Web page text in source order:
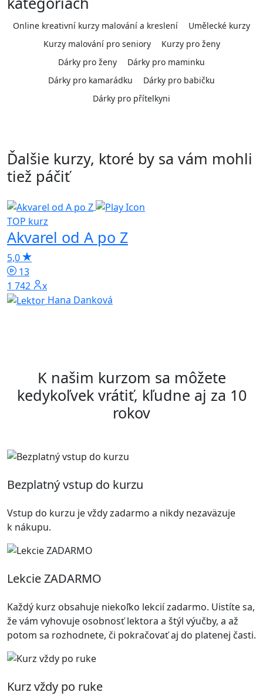
Online kreativní kurzy malování a kreslení
Umělecké kurzy
Kurzy malování pro seniory
Kurzy pro ženy
Dárky pro ženy
Dárky pro maminku
Dárky pro kamarádku
Dárky pro babičku
Dárky pro přítelkyni
Ďalšie kurzy, ktoré by sa vám mohli
tiež páčiť
TOP kurz
Akvarel od A po Z
5,0
13
1 742x
Hana Danková
K našim kurzom sa môžete
kedykoľvek vrátiť, kľudne aj za 10
rokov
Bezplatný vstup do kurzu
Vstup do kurzu je vždy zadarmo a nikdy nezaväzuje
k nákupu.
Lekcie ZADARMO
Každý kurz obsahuje niekoľko lekcií zadarmo. Uistíte sa,
že vám vyhovuje osobnosť lektora a štýl výučby, a až
potom sa rozhodnete, či pokračovať aj do platenej časti.
Kurz vždy po ruke